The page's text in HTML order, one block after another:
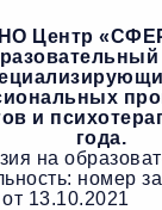
на
номер
13.10.2021
Центр
и
года.